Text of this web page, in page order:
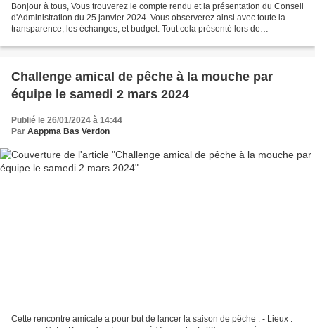
Bonjour à tous, Vous trouverez le compte rendu et la présentation du Conseil
d'Administration du 25 janvier 2024. Vous observerez ainsi avec toute la
transparence, les échanges, et budget. Tout cela présenté lors de
Challenge amical de pêche à la mouche par
équipe le samedi 2 mars 2024
Publié le 26/01/2024 à 14:44
Par Aappma Bas Verdon
Cette rencontre amicale a pour but de lancer la saison de pêche . - Lieux :